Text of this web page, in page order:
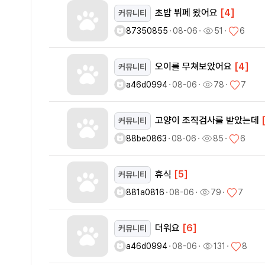
커뮤니티 초밥 뷔페 왔어요 [4]
87350855ㆍ08-06ㆍ 51 ㆍ 6
커뮤니티 오이를 무쳐보았어요 [4]
a46d0994ㆍ08-06ㆍ 78ㆍ 7
커뮤니티 고양이 조직검사를 받았는데
88be0863ㆍ08-06ㆍ 85ㆍ 6
커뮤니티 휴식 [5]
881a0816ㆍ08-06ㆍ 79ㆍ 7
커뮤니티 더워요 [6]
a46d0994ㆍ08-06ㆍ 131 ㆍ 8